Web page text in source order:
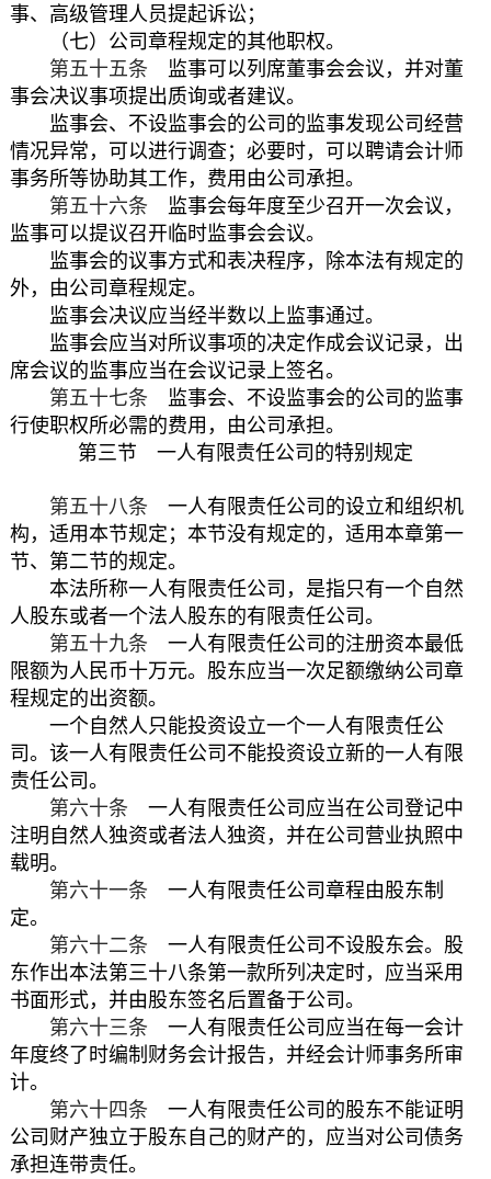
事、高级管理人员提起诉讼；
（七）公司章程规定的其他职权。
第五十五条 监事可以列席董事会会议，并对董
事会决议事项提出质询或者建议。
监事会、不设监事会的公司的监事发现公司经营
情况异常，可以进行调查；必要时，可以聘请会计师
事务所等协助其工作，费用由公司承担。
第五十六条 监事会每年度至少召开一次会议，
监事可以提议召开临时监事会会议。
监事会的议事方式和表决程序，除本法有规定的
外，由公司章程规定。
监事会决议应当经半数以上监事通过。
监事会应当对所议事项的决定作成会议记录，出
席会议的监事应当在会议记录上签名。
第五十七条 监事会、不设监事会的公司的监事
行使职权所必需的费用，由公司承担。
第三节 一人有限责任公司的特别规定
第五十八条 一人有限责任公司的设立和组织机
构，适用本节规定；本节没有规定的，适用本章第一
节、第二节的规定。
本法所称一人有限责任公司，是指只有一个自然
人股东或者一个法人股东的有限责任公司。
第五十九条 一人有限责任公司的注册资本最低
限额为人民币十万元。股东应当一次足额缴纳公司章
程规定的出资额。
一个自然人只能投资设立一个一人有限责任公
司。该一人有限责任公司不能投资设立新的一人有限
责任公司。
第六十条 一人有限责任公司应当在公司登记中
注明自然人独资或者法人独资，并在公司营业执照中
载明。
第六十一条 一人有限责任公司章程由股东制
定。
第六十二条 一人有限责任公司不设股东会。股
东作出本法第三十八条第一款所列决定时，应当采用
书面形式，并由股东签名后置备于公司。
第六十三条 一人有限责任公司应当在每一会计
年度终了时编制财务会计报告，并经会计师事务所审
计。
第六十四条 一人有限责任公司的股东不能证明
公司财产独立于股东自己的财产的，应当对公司债务
承担连带责任。